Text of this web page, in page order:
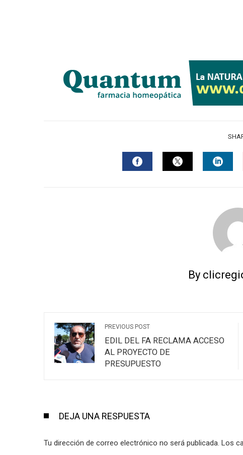
By
PREVIOUS POST
EDIL DEL FA RECLAMA ACCESO
AL PROYECTO DE
PRESUPUESTO
DEJA UNA RESPUESTA
Tu dirección de correo electrónico no será publicada. Los